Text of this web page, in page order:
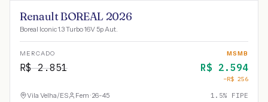
Renault BOREAL 2026
Boreal Iconic 1.3 Turbo 16V 5p Aut.
MERCADO
R$2.851
MSMB
R$ 2.594
−R$ 256
Vila Velha/ES Fem · 26-45 1.5% FIPE